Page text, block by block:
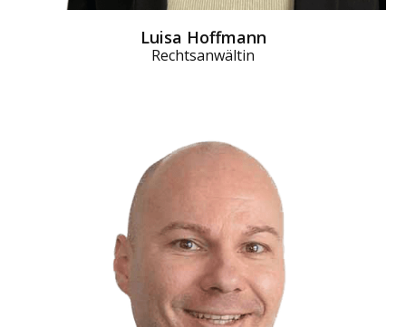
Luisa Hoffmann
Rechtsanwältin